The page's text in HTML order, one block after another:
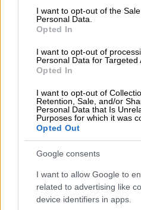
consent section.
I want to opt-out of the
Personal Data.
Opted In
I want to opt-out of
Personal Data for Targeted
Opted In
I want to opt-out of
Retention, Sale, and/or
Personal Data that Is
Purposes for which it was
Opted Out
Google consents
I want to allow Google to
related to advertising like
device identifiers in apps.
Παράλληλα ηεταιρεία
θα ενημερώσει όσους
εξαρτηθεί από την
Η ανακοίνωση της
παραγωγής
«Με λύπη σας
προγραμματισμένη
Φραγκούληκαι της
Δευτέρα, 10 Ιουνίου,
Λυκαβηττού,
Μάριου Φραγκούλη